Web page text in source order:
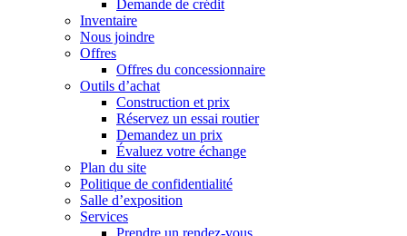
Demande de crédit
Inventaire
Nous joindre
Offres
Offres du concessionnaire
Outils d’achat
Construction et prix
Réservez un essai routier
Demandez un prix
Évaluez votre échange
Plan du site
Politique de confidentialité
Salle d’exposition
Services